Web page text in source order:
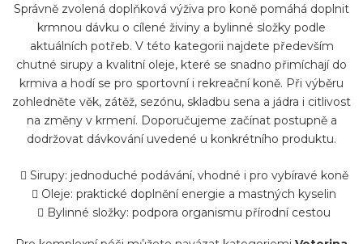
d
a
c
í
p
r
k
y
v
k
o
v
á
n
í
Správně zvolená doplňková výživa pro koně pomáhá doplnit
krmnou dávku o cílené živiny a bylinné složky podle
aktuálních potřeb. V této kategorii najdete především
chutné sirupy a kvalitní oleje, které se snadno přimíchají do
krmiva a hodí se pro sportovní i rekreační koně. Při výběru
zohledněte věk, zátěž, sezónu, skladbu sena a jádra i citlivost
na změny v krmení. Doporučujeme začínat postupně a
dodržovat dávkování uvedené u konkrétního produktu.
Sirupy: jednoduché podávání, vhodné i pro vybíravé koně
Oleje: praktické doplnění energie a mastných kyselin
Bylinné složky: podpora organismu přírodní cestou